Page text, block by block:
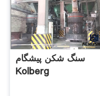
سنگ شکن پیشگام
Kolberg